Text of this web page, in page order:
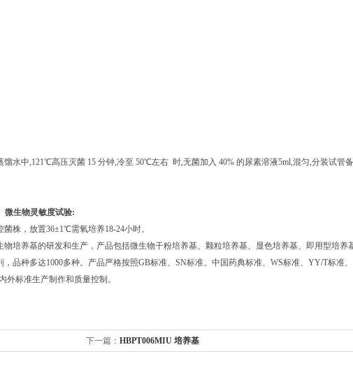
馏水中,121℃高压灭菌 15 分钟,冷至 50℃左右 时,无菌加入 40% 的尿素溶液5ml,混匀,分装试管备
微生物灵敏度试验:
株，放置36±1℃需氧培养18-24小时。
培养基的研发和生产，产品包括微生物干粉培养基、颗粒培养基、显色培养基、即用型培养
品种多达1000多种。产品严格按照GB标准、SN标准、中国药典标准、WS标准、YY/T标准
外标准生产制作和质量控制。
下一篇： HBPT006MIU 培养基